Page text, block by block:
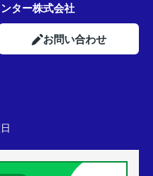
ター株式会社
お問い合わせ